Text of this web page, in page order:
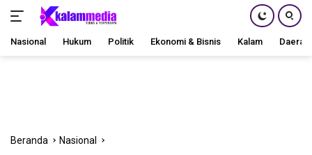
Nasional Hukum Politik Ekonomi & Bisnis Kalam Daerah
Beranda Nasional